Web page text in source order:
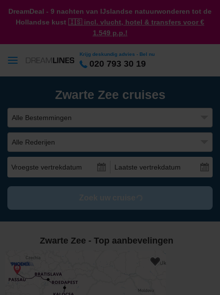
DreamDeal - 9 nachten van IJslandse natuurwonderen tot de
Hollandse kust 🇮🇸 incl. vlucht, hotel & transfers voor €
1.549 p.p.!
Krijg deskundig advies - Bel nu
020 793 30 19
Zwarte Zee cruises
Alle Bestemmingen
Alle Rederijen
Vroegste vertrekdatum Laatste vertrekdatum
Zwarte Zee - Top aanbevelingen